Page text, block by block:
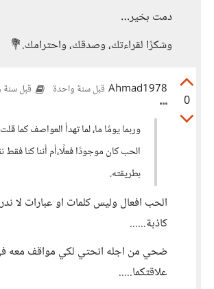
دمت بخير…
وشكرًا لقراءتك، وصدقك، واحترامك.💐
0
Ahmad1978 قبل سنة واحدة قبل سنة
وربما يومًا ما، لما تهدأ العواصف كما
الحب كان موجودًا فعلًا،أم أننا كنا فقط
بطريقته.
الحب افعال وليس كلمات او عبارات لا
كاذبة......
ضحي من اجله انحتي لكي مواقف معه
علاقتكما.....